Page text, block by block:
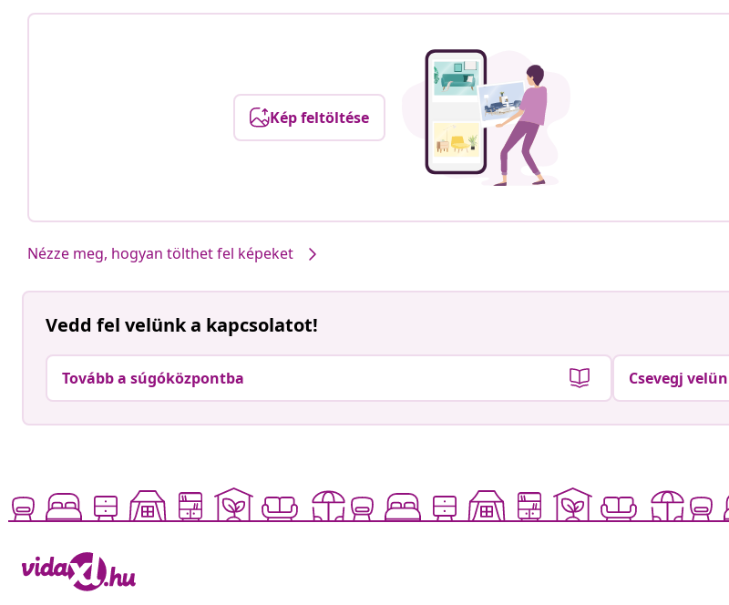
Kép feltöltése
Nézze meg, hogyan tölthet fel képeket
Vedd fel velünk a kapcsolatot!
Tovább a súgóközpontba Csevegj